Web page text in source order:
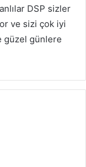
DSP sizler
ve sizi çok iyi
güzel günlere